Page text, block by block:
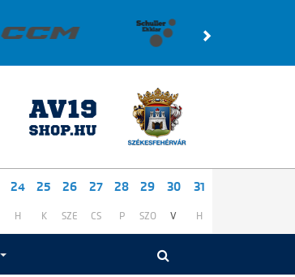
24
H
25
K
26
SZE
27
CS
28
P
29
SZO
30
V
31
H